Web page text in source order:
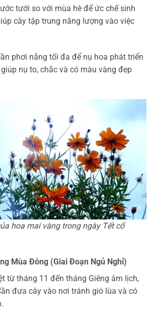
tưới so với mùa hè để ức chế sinh
cây tập trung năng lượng vào việc
phơi nắng tối đa để nụ hoa phát triển
nụ to, chắc và có màu vàng đẹp
hoa mai vàng trong ngày Tết cổ
Mùa Đông (Giai Đoạn Ngủ Nghỉ)
từ tháng 11 đến tháng Giêng âm lịch,
đưa cây vào nơi tránh gió lùa và có